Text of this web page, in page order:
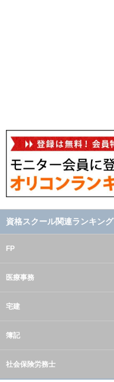
資格スクール関連ランキング
FP
医療事務
宅建
簿記
社会保険労務士